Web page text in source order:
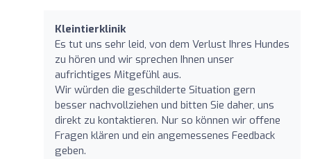
Kleintierklinik
Es tut uns sehr leid, von dem Verlust Ihres Hundes
zu hören und wir sprechen Ihnen unser
aufrichtiges Mitgefühl aus.
Wir würden die geschilderte Situation gern
besser nachvollziehen und bitten Sie daher, uns
direkt zu kontaktieren. Nur so können wir offene
Fragen klären und ein angemessenes Feedback
geben.